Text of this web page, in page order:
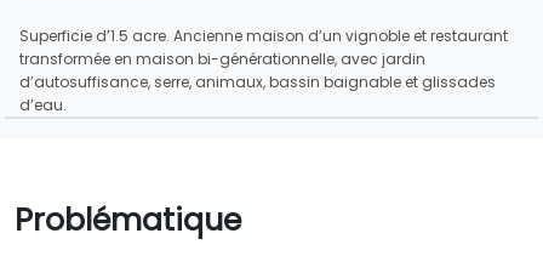
Superficie d’1.5 acre. Ancienne maison d’un vignoble et restaurant
transformée en maison bi-générationnelle, avec jardin
d’autosuffisance, serre, animaux, bassin baignable et glissades
d’eau.
Problématique